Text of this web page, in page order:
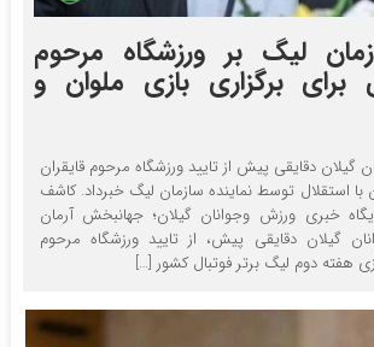
لیگ بر ورزشگاه مرحوم
برای برگزاری بازی ملوان و
گیلان دقایقی پیش از تایید ورزشگاه مرحوم قایقران
با استقلال توسط نماینده سازمان لیگ خبرداد. کاشف
خبری ورزش وجوانان گیلان؛ جهانبخش آرمان
گیلان دقایقی پیش، از تایید ورزشگاه مرحوم
هفته دوم لیگ برتر فوتبال کشور […]